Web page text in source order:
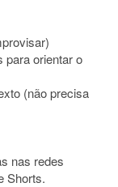
para orientar o
(não precisa
nas redes
Shorts.